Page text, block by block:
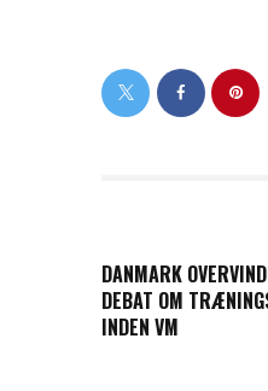
DANMARK
DEBAT OM
INDEN VM